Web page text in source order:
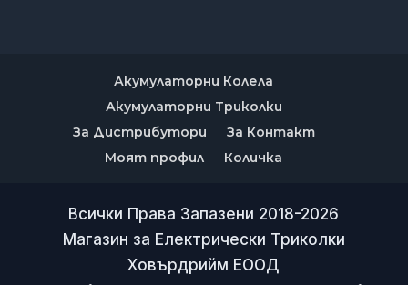
Акумулаторни Колела
Акумулаторни Триколки
За Дистрибутори
За Контакт
Моят профил
Количка
Всички Права Запазени 2018-2026
Магазин за Електрически Триколки
Ховърдрийм ЕООД